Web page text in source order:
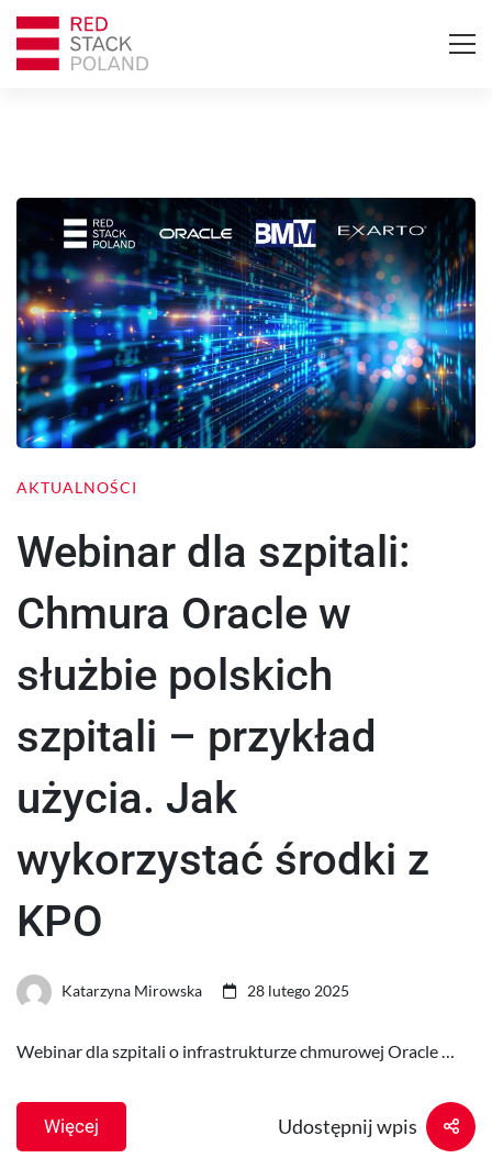
AKTUALNOŚCI
Webinar dla szpitali:
Chmura Oracle w
służbie polskich
szpitali – przykład
użycia. Jak
wykorzystać środki z
KPO
Katarzyna Mirowska 28 lutego 2025
Webinar dla szpitali o infrastrukturze chmurowej Oracle …
Więcej Udostępnij wpis